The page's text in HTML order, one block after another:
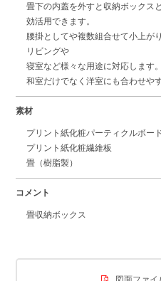
畳下の内蓋を外すと収納ボックス
効活用できます。
腰掛としてや複数組合せて小上が
リビングや
寝室など様々な用途に対応します。
和室だけでなく洋室にも合わせや
素材
プリント紙化粧パーティクルボー
プリント紙化粧繊維板
畳（樹脂製）
コメント
畳収納ボックス